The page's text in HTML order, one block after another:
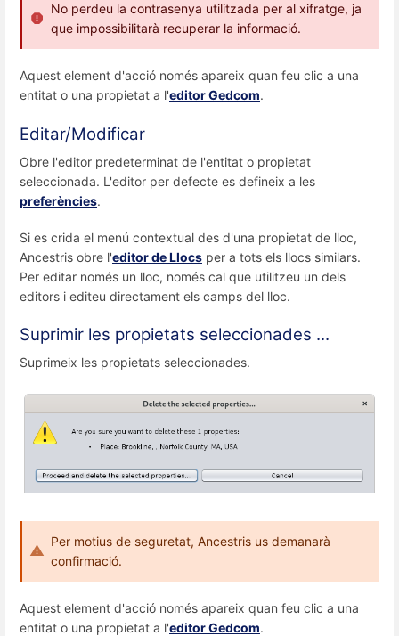
No perdeu la contrasenya utilitzada per al xifratge, ja
que impossibilitarà recuperar la informació.
Aquest element d'acció només apareix quan feu clic a una
entitat o una propietat a l'editor Gedcom.
Editar/Modificar
Obre l'editor predeterminat de l'entitat o propietat
seleccionada. L'editor per defecte es defineix a les
preferències.
Si es crida el menú contextual des d'una propietat de lloc,
Ancestris obre l'editor de Llocs per a tots els llocs similars.
Per editar només un lloc, només cal que utilitzeu un dels
editors i editeu directament els camps del lloc.
Suprimir les propietats seleccionades ...
Suprimeix les propietats seleccionades.
Per motius de seguretat, Ancestris us demanarà
confirmació.
Aquest element d'acció només apareix quan feu clic a una
entitat o una propietat a l'editor Gedcom.